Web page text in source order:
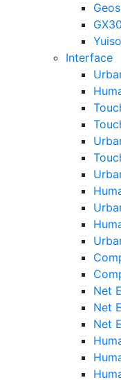
Interface
Net
Net
Net